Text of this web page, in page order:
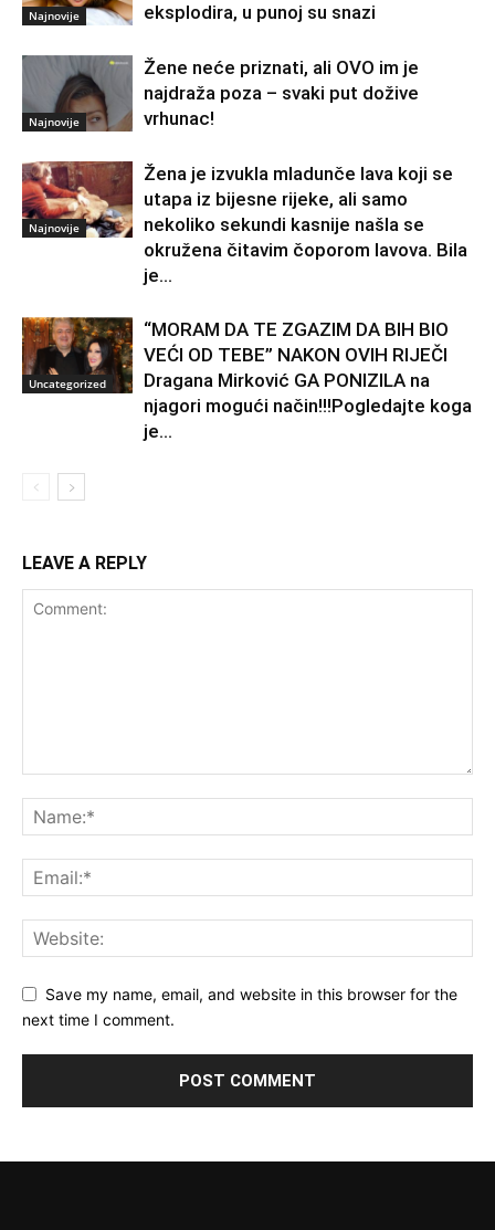
Najnovije
eksplodira, u punoj su snazi
Najnovije
Žene neće priznati, ali OVO im je
najdraža poza – svaki put dožive
vrhunac!
Najnovije
Žena je izvukla mladunče lava koji se
utapa iz bijesne rijeke, ali samo
nekoliko sekundi kasnije našla se
okružena čitavim čoporom lavova. Bila
je...
Uncategorized
“MORAM DA TE ZGAZIM DA BIH BIO
VEĆI OD TEBE” NAKON OVIH RIJEČI
Dragana Mirković GA PONIZILA na
njagori mogući način!!!Pogledajte koga
je...
LEAVE A REPLY
Save my name, email, and website in this browser for the
next time I comment.